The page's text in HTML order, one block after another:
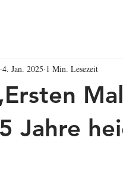
Jahre
4. Jan. 2025 1 Min. Lesezeit